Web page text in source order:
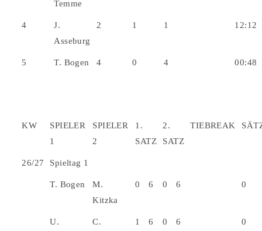
Temme
4
J.
Asseburg
2 1 1 12:12
5 T. Bogen 4 0 4 00:48
KW
SPIELER
1
SPIELER
2
1.
SATZ
2.
SATZ
TIEBREAK
26/27 Spieltag 1
T. Bogen
M.
Kitzka
0 6 0 6 0
U. C. 1 6 0 6 0